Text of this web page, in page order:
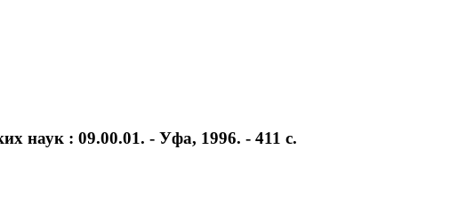
наук : 09.00.01. - Уфа, 1996. - 411 с.